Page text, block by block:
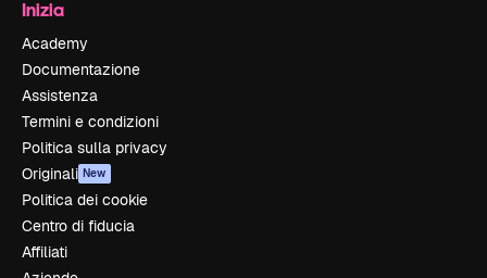
Inizia
Academy
Documentazione
Assistenza
Termini e condizioni
Politica sulla privacy
Originali New
Politica dei cookie
Centro di fiducia
Affiliati